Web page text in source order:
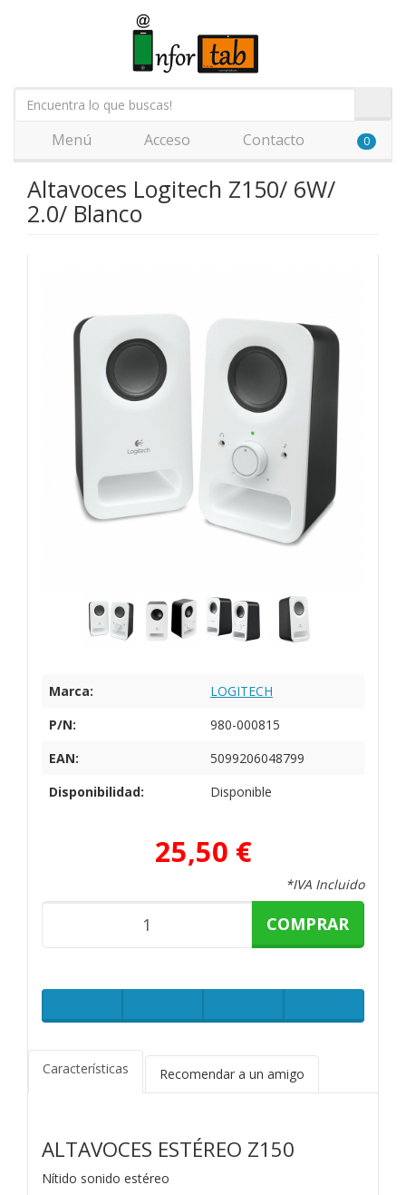
Menú Acceso Contacto 0
Altavoces Logitech Z150/ 6W/
2.0/ Blanco
Marca:
LOGITECH
P/N:
980-000815
EAN:
5099206048799
Disponibilidad:
Disponible
25,50 €
*IVA Incluido
COMPRAR
Características Recomendar a un amigo
ALTAVOCES ESTÉREO Z150
Nítido sonido estéreo